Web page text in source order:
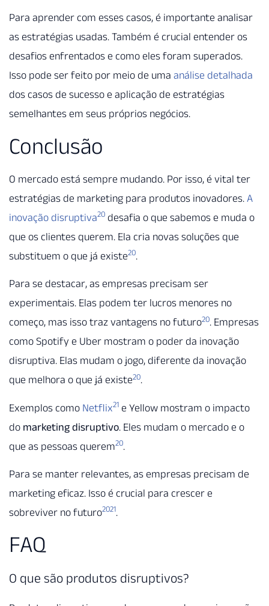
Para aprender com esses casos, é importante analisar
as estratégias usadas. Também é crucial entender os
desafios enfrentados e como eles foram superados.
Isso pode ser feito por meio de uma análise detalhada
dos casos de sucesso e aplicação de estratégias
semelhantes em seus próprios negócios.
Conclusão
O mercado está sempre mudando. Por isso, é vital ter
estratégias de marketing para produtos inovadores. A
inovação disruptiva20 desafia o que sabemos e muda o
que os clientes querem. Ela cria novas soluções que
substituem o que já existe20.
Para se destacar, as empresas precisam ser
experimentais. Elas podem ter lucros menores no
começo, mas isso traz vantagens no futuro20. Empresas
como Spotify e Uber mostram o poder da inovação
disruptiva. Elas mudam o jogo, diferente da inovação
que melhora o que já existe20.
Exemplos como Netflix21 e Yellow mostram o impacto
do marketing disruptivo. Eles mudam o mercado e o
que as pessoas querem20.
Para se manter relevantes, as empresas precisam de
marketing eficaz. Isso é crucial para crescer e
sobreviver no futuro2021.
FAQ
O que são produtos disruptivos?